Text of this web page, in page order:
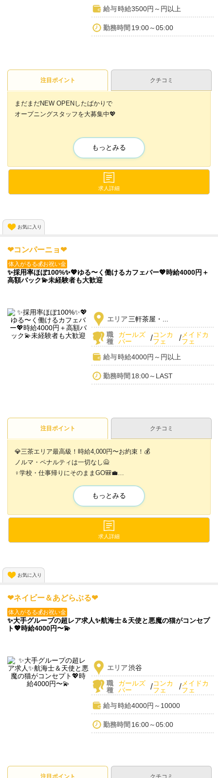
給与時給3500円～円以上
勤務時間 19:00～05:00
注目ポイント クチコミ
まだまだNEW OPENしたばかりで
オープニングスタッフを大募集中💖
＜💦複数グループ💦＞
今なら
「面接先着"10名"は全員採用」
もっとみる
求人詳細
お気に入り
❤コンパーニョ❤
体入がるる💰お祝い金
✨️採用率ほぼ100%✨️💖ゆる〜く働けるカフェバー💖時給4000円＋
高額バック💫未経験者も大歓迎
エリア三軒茶屋・...
職
種
ガールズ
バー
/コンカ
フェ
/メイドカ
フェ
給与時給4000円～円以上
勤務時間 18:00～LAST
注目ポイント クチコミ
💎三茶エリア最高級！時給4,000円〜お約束！💰
ノルマ・ペナルティは一切なし🙅
♀学校・仕事帰りにそのままGO🎒💼
アットホームすぎるお店です🏠
全額日払いOKでお財布も即ホカホカ🛍
まずは手ぶらで体験入店へGO💨
もっとみる
求人詳細
お気に入り
❤ネイビー＆あどらぶる❤
体入がるる💰お祝い金
✨大手グループの超レア求人✨航海士＆天使と悪魔の猫がコンセプ
ト💖時給4000円〜💫
エリア渋谷
職
種
ガールズ
バー
/コンカ
フェ
/ メイドカ
フェ
給与時給4000円～10000
勤務時間 16:00～05:00